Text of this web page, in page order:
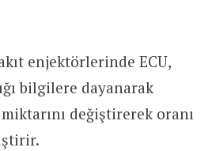
enjektörlerinde ECU,
bilgilere dayanarak
değiştirerek oranı